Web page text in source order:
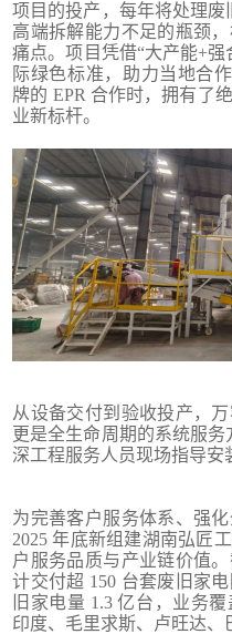
项目的投产，每年将处理废
高端拆解能力不足的瓶颈
痛点。项目凭借“大产能+
际绿色标准，助力当地合
牌的 EPR 合作时，拥有了
业新标杆。
从设备交付到验收投产，
更是全生命周期的系统服务
深工程服务人员现场指导安
为完善客户服务体系、强
2025 年底新组建湖南弘匠
户服务品质与产业链价值
计交付超 150 台套废旧家
旧家电量 1.3 亿台，业务
印度、毛里求斯、卢旺达、